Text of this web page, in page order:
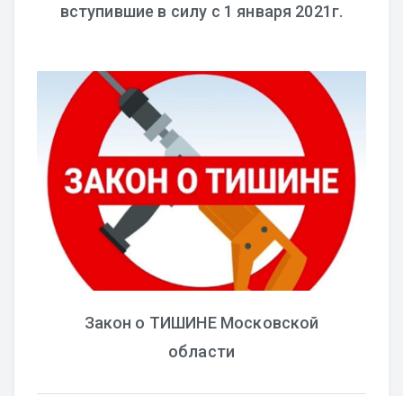
вступившие в силу с 1 января 2021г.
Закон о ТИШИНЕ Московской
области